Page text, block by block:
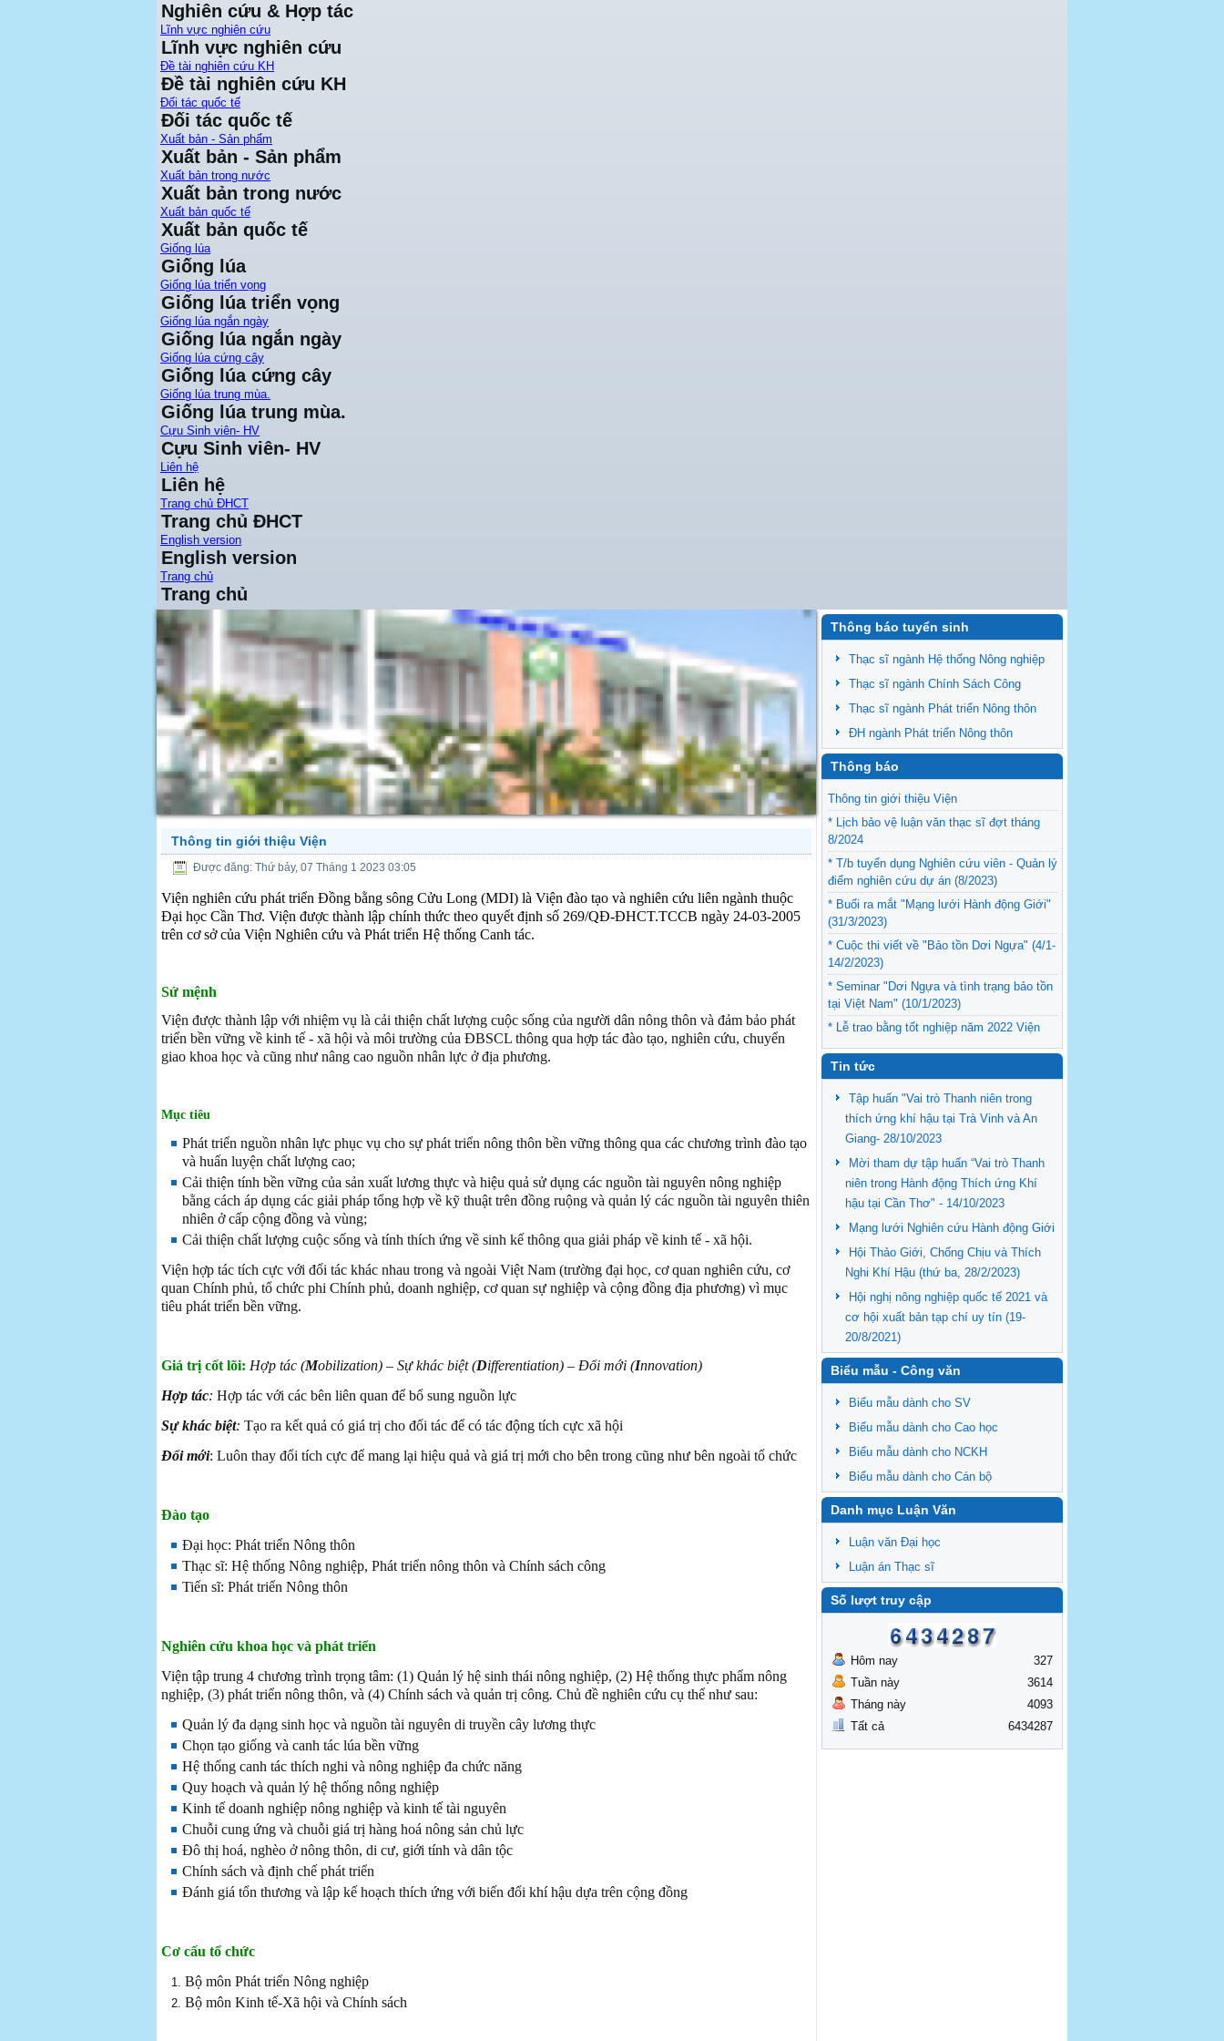
Nghiên cứu & Hợp tác
Lĩnh vực nghiên cứu
Lĩnh vực nghiên cứu
Đề tài nghiên cứu KH
Đề tài nghiên cứu KH
Đối tác quốc tế
Đối tác quốc tế
Xuất bản - Sản phẩm
Xuất bản - Sản phẩm
Xuất bản trong nước
Xuất bản trong nước
Xuất bản quốc tế
Xuất bản quốc tế
Giống lúa
Giống lúa
Giống lúa triển vọng
Giống lúa triển vọng
Giống lúa ngắn ngày
Giống lúa ngắn ngày
Giống lúa cứng cây
Giống lúa cứng cây
Giống lúa trung mùa.
Giống lúa trung mùa.
Cựu Sinh viên- HV
Cựu Sinh viên- HV
Liên hệ
Liên hệ
Trang chủ ĐHCT
Trang chủ ĐHCT
English version
English version
Trang chủ
Trang chủ
Thông tin giới thiệu Viện
Được đăng: Thứ bảy, 07 Tháng 1 2023 03:05
Viện nghiên cứu phát triển Đồng bằng sông Cửu Long (MDI) là Viện đào tạo và nghiên cứu liên ngành thuộc
Đại học Cần Thơ. Viện được thành lập chính thức theo quyết định số 269/QĐ-ĐHCT.TCCB ngày 24-03-2005
trên cơ sở của Viện Nghiên cứu và Phát triển Hệ thống Canh tác.
Sứ mệnh
Viện được thành lập với nhiệm vụ là cải thiện chất lượng cuộc sống của người dân nông thôn và đảm bảo phát
triển bền vững về kinh tế - xã hội và môi trường của ĐBSCL thông qua hợp tác đào tạo, nghiên cứu, chuyển
giao khoa học và cũng như nâng cao nguồn nhân lực ở địa phương.
Mục tiêu
Phát triển nguồn nhân lực phục vụ cho sự phát triển nông thôn bền vững thông qua các chương trình đào tạo
và huấn luyện chất lượng cao;
Cải thiện tính bền vững của sản xuất lương thực và hiệu quả sử dụng các nguồn tài nguyên nông nghiệp
bằng cách áp dụng các giải pháp tổng hợp về kỹ thuật trên đồng ruộng và quản lý các nguồn tài nguyên thiên
nhiên ở cấp cộng đồng và vùng;
Cải thiện chất lượng cuộc sống và tính thích ứng về sinh kế thông qua giải pháp về kinh tế - xã hội.
Viện hợp tác tích cực với đối tác khác nhau trong và ngoài Việt Nam (trường đại học, cơ quan nghiên cứu, cơ
quan Chính phủ, tổ chức phi Chính phủ, doanh nghiệp, cơ quan sự nghiệp và cộng đồng địa phương) vì mục
tiêu phát triển bền vững.
Giá trị cốt lõi: Hợp tác (Mobilization) – Sự khác biệt (Differentiation) – Đổi mới (Innovation)
Hợp tác: Hợp tác với các bên liên quan để bổ sung nguồn lực
Sự khác biệt: Tạo ra kết quả có giá trị cho đối tác để có tác động tích cực xã hội
Đổi mới: Luôn thay đổi tích cực để mang lại hiệu quả và giá trị mới cho bên trong cũng như bên ngoài tổ chức
Đào tạo
Đại học: Phát triển Nông thôn
Thạc sĩ: Hệ thống Nông nghiệp, Phát triển nông thôn và Chính sách công
Tiến sĩ: Phát triển Nông thôn
Nghiên cứu khoa học và phát triển
Viện tập trung 4 chương trình trọng tâm: (1) Quản lý hệ sinh thái nông nghiệp, (2) Hệ thống thực phẩm nông
nghiệp, (3) phát triển nông thôn, và (4) Chính sách và quản trị công. Chủ đề nghiên cứu cụ thể như sau:
Quản lý đa dạng sinh học và nguồn tài nguyên di truyền cây lương thực
Chọn tạo giống và canh tác lúa bền vững
Hệ thống canh tác thích nghi và nông nghiệp đa chức năng
Quy hoạch và quản lý hệ thống nông nghiệp
Kinh tế doanh nghiệp nông nghiệp và kinh tế tài nguyên
Chuỗi cung ứng và chuỗi giá trị hàng hoá nông sản chủ lực
Đô thị hoá, nghèo ở nông thôn, di cư, giới tính và dân tộc
Chính sách và định chế phát triển
Đánh giá tổn thương và lập kế hoạch thích ứng với biến đổi khí hậu dựa trên cộng đồng
Cơ cấu tổ chức
Bộ môn Phát triển Nông nghiệp
Bộ môn Kinh tế-Xã hội và Chính sách
Thông báo tuyển sinh
Thạc sĩ ngành Hệ thống Nông nghiệp
Thạc sĩ ngành Chính Sách Công
Thạc sĩ ngành Phát triển Nông thôn
ĐH ngành Phát triển Nông thôn
Thông báo
Thông tin giới thiệu Viện
* Lịch bảo vệ luận văn thạc sĩ đợt tháng
8/2024
* T/b tuyển dụng Nghiên cứu viên - Quản lý
điểm nghiên cứu dự án (8/2023)
* Buổi ra mắt "Mạng lưới Hành động Giới"
(31/3/2023)
* Cuộc thi viết về "Bảo tồn Dơi Ngựa" (4/1-
14/2/2023)
* Seminar "Dơi Ngựa và tình trạng bảo tồn
tại Việt Nam" (10/1/2023)
* Lễ trao bằng tốt nghiệp năm 2022 Viện
Nghiên cứu Phát triển ĐBSCL (12/9/2022)
Tin tức
Tập huấn "Vai trò Thanh niên trong
thích ứng khí hậu tại Trà Vinh và An
Giang- 28/10/2023
Mời tham dự tập huấn “Vai trò Thanh
niên trong Hành động Thích ứng Khí
hậu tại Cần Thơ" - 14/10/2023
Mạng lưới Nghiên cứu Hành động Giới
Hội Thảo Giới, Chống Chịu và Thích
Nghi Khí Hậu (thứ ba, 28/2/2023)
Hội nghị nông nghiệp quốc tế 2021 và
cơ hội xuất bản tạp chí uy tín (19-
20/8/2021)
Biểu mẫu - Công văn
Biểu mẫu dành cho SV
Biểu mẫu dành cho Cao học
Biểu mẫu dành cho NCKH
Biểu mẫu dành cho Cán bộ
Danh mục Luận Văn
Luận văn Đại học
Luận án Thạc sĩ
Số lượt truy cập
Hôm nay
Tuần này
Tháng này
Tất cả
327
3614
4093
6434287